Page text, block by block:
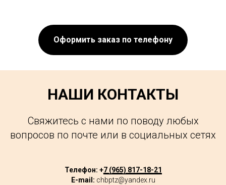
Оформить заказ по телефону
НАШИ КОНТАКТЫ
Свяжитесь с нами по поводу любых
вопросов по почте или в социальных сетях
Телефон: +7 (965) 817-18-21
E-mail: chbptz@yandex.ru